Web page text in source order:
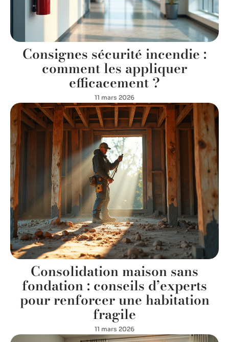
Consignes sécurité incendie :
comment les appliquer
efficacement ?
11 mars 2026
Consolidation maison sans
fondation : conseils d’experts
pour renforcer une habitation
fragile
11 mars 2026